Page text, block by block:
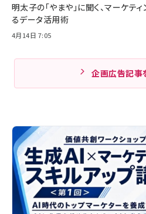
明太子の「やまや」に聞く、マーケテ
るデータ活用術
4月14日 7:05
企画広告記事